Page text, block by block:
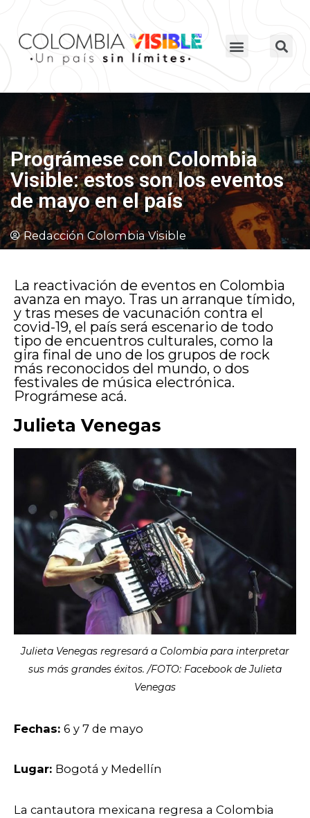
Prográmese con Colombia
Visible: estos son los eventos
de mayo en el país
Redacción Colombia Visible
La reactivación de eventos en Colombia
avanza en mayo. Tras un arranque tímido,
y tras meses de vacunación contra el
covid-19, el país será escenario de todo
tipo de encuentros culturales, como la
gira final de uno de los grupos de rock
más reconocidos del mundo, o dos
festivales de música electrónica.
Prográmese acá.
Julieta Venegas
Julieta Venegas regresará a Colombia para interpretar
sus más grandes éxitos. /FOTO: Facebook de Julieta
Venegas
Fechas: 6 y 7 de mayo
Lugar: Bogotá y Medellín
La cantautora mexicana regresa a Colombia